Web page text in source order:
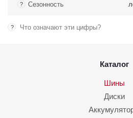
? Сезонность
? Что означают эти цифры?
Каталог
Шины
Диски